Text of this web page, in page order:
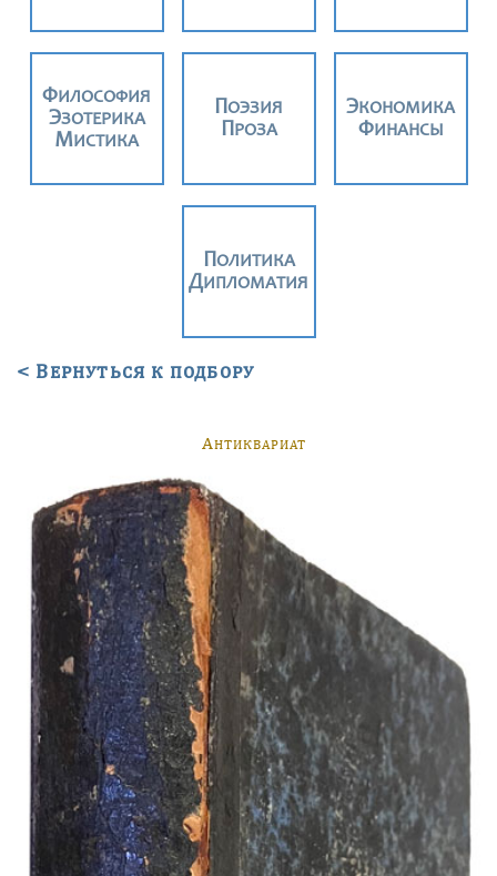
ФИЛОСОФИЯ
ЭЗОТЕРИКА
МИСТИКА
ПОЭЗИЯ
ПРОЗА
ЭКОНОМИКА
ФИНАНСЫ
ПОЛИТИКА
ДИПЛОМАТИЯ
< Вернуться к подбору
АНТИКВАРИАТ